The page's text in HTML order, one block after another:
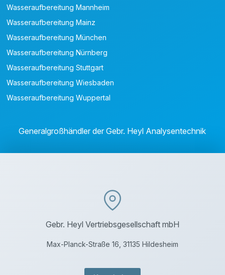
Wasseraufbereitung Mannheim
Wasseraufbereitung Mainz
Wasseraufbereitung München
Wasseraufbereitung Nürnberg
Wasseraufbereitung Stuttgart
Wasseraufbereitung Wiesbaden
Wasseraufbereitung Wuppertal
Generalgroßhändler der Gebr. Heyl Analysentechnik
Gebr. Heyl Vertriebsgesellschaft mbH
Max-Planck-Straße 16, 31135 Hildesheim